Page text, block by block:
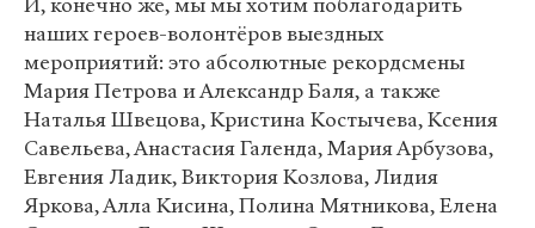
наших героев-волонтёров выездных
мероприятий: это абсолютные рекордсмены
Мария Петрова и Александр Баля, а также
Наталья Швецова, Кристина Костычева, Ксения
Савельева, Анастасия Галенда, Мария Арбузова,
Евгения Ладик, Виктория Козлова, Лидия
Яркова, Алла Кисина, Полина Мятникова, Елена